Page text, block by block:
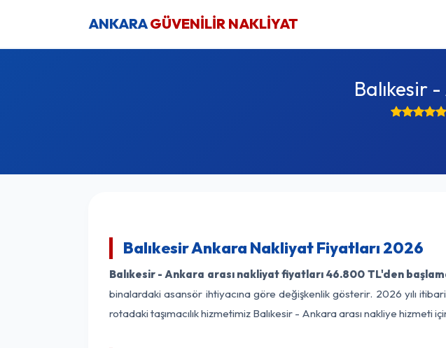
ANKARAGÜVENİLİR NAKLİYAT
Balıkesir
Balıkesir Ankara Nakliyat Fiyatları 2026
Balıkesir - Ankara arası nakliyat fiyatları 46.800 TL'den
binalardaki asansör ihtiyacına göre değişkenlik gösterir. 2026 yılı
rotadaki taşımacılık hizmetimiz Balıkesir - Ankara arası nakliye hizmeti